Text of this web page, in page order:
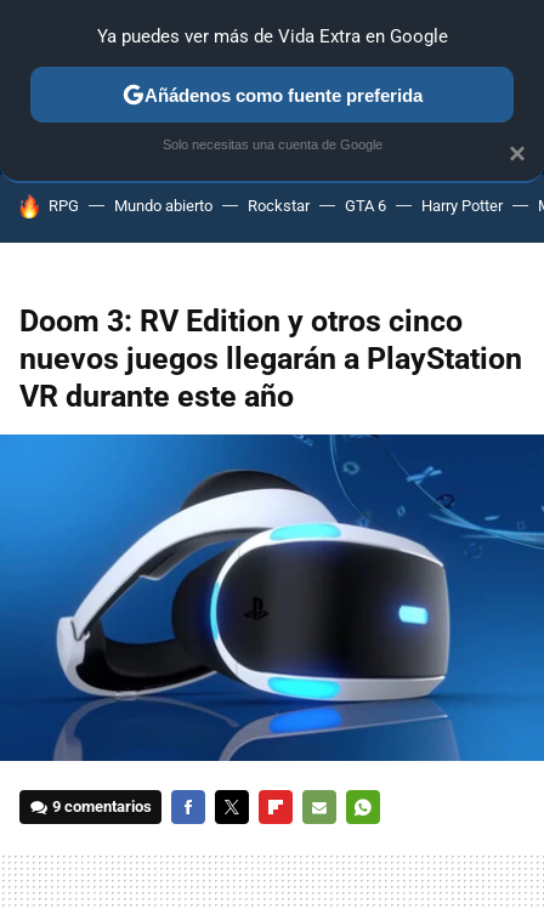
ANÁLISIS GUÍAS Y TRUCOS PC SONY NINTENDO
HOY SE HABLA DE
RPG Mundo abierto Rockstar GTA 6 Harry Potter
Doom 3: RV Edition y otros cinco
nuevos juegos llegarán a PlayStation
VR durante este año
9 comentarios
MAIL
×
Ya puedes ver más de Vida Extra en Google
Añádenos como fuente preferida
Solo necesitas una cuenta de Google